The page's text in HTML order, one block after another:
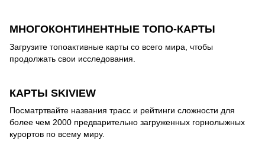
МНОГОКОНТИНЕНТНЫЕ ТОПО-КАРТЫ
Загрузите топоактивные карты со всего мира, чтобы
продолжать свои исследования.
КАРТЫ SKIVIEW
Посматртвайте названия трасс и рейтинги сложности для
более чем 2000 предварительно загруженных горнолыжных
курортов по всему миру.